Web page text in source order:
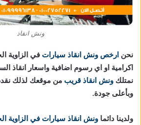
ونش انقاذ
نحن ارخص ونش انقاذ سيارات في الزاوية
اكرامية او اي رسوم اضافية واسعار انقاذ
نمتلك ونش انقاذ قريب من موقعك لذلك
وبأعلى جودة.
ولدينا دائما ونش انقاذ سيارات في الزاوية